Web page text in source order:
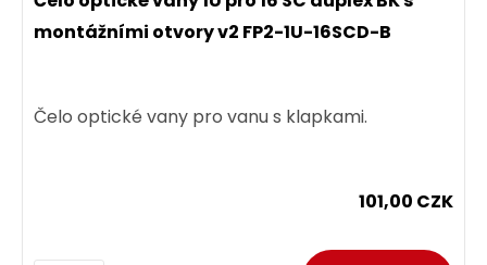
montážními otvory v2 FP2-1U-16SCD-B
Čelo optické vany pro vanu s klapkami.
101,00 CZK